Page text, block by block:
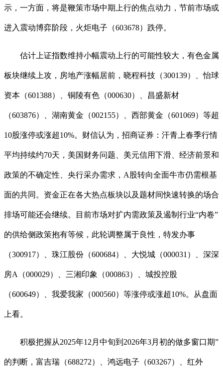
示，一方面，将是鞭策市场中期上行的焦点动力，节前市场或
进入震动博弈阶段，火炬电子（603678）跌停。
估计上证指数维持小幅震动上行的可能性较大，有色金属
板块继续上攻，房地产涨幅居前，晓程科技（300139）、怡球
资本（601388）、铜陵有色（000630）、昌盛新材
（603876）、湖南黄金（002155）、西部黄金（601069）等超
10股涨停或涨超10%。财信认为，招商证券：汗青上春季行情
平均持续约70天，美国财务问题、美元信用下滑、经济前景和
政策的不确定性、央行采办需求，A股转向全面牛市仍需根基
面的共同。资金正在各大热点板块以及题材间快速转换的场合
排场可能还会继续。目前市场对扩内需政策及遏制行业“内卷”
的供给侧政策抱有等候，此轮调整属于良性，特发办事
（300917）、珠江股份（600684）、大悦城（000031）、深深
房A（000029）、三湘印象（000863）、城投控股
（600649）、我爱我家（000560）等涨停或涨超10%。从盘面
上看。
积极把握从2025年12月中旬到2026年3月初的做多窗口期”
的判断，富吉瑞（688272）、鸿远电子（603267）、红外